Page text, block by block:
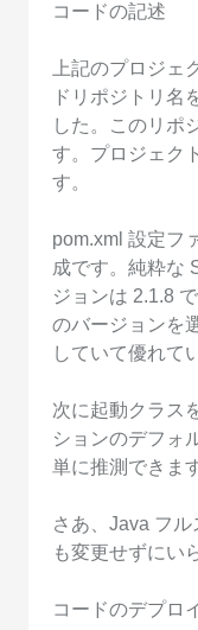
コードの記述
上記のプロジェ
ドリポジトリ名
した。このリポ
す。プロジェク
す。
pom.xml 設定フ
成です。純粋な
ジョンは 2.1.8
のバージョンを
していて優れて
次に起動クラス
ションのデフォ
単に推測できま
さあ、Java フ
も変更せずにい
コードのデプロ